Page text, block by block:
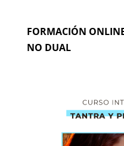
FORMACIÓN
NO DUAL